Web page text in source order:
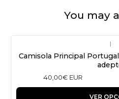
You may
|
Camisola Principal
40,00€ EUR
VER